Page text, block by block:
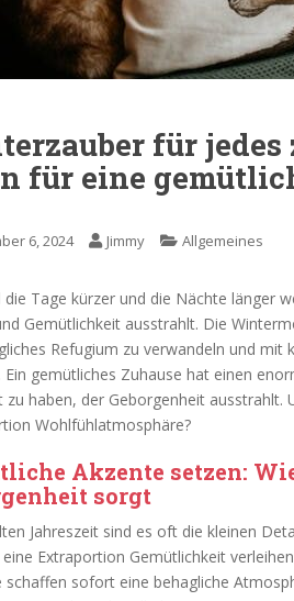
für jedes
für eine
6, 2024 Jimmy Allgemeines
die Tage kürzer und die Nächte länger
Gemütlichkeit ausstrahlt. Die
Refugium zu verwandeln und
Ein gemütliches Zuhause hat einen
zu haben, der Geborgenheit
Wohlfühlatmosphäre?
Akzente setzen:
sorgt
Jahreszeit sind es oft die kleinen
Extraportion Gemütlichkeit
schaffen sofort eine behagliche